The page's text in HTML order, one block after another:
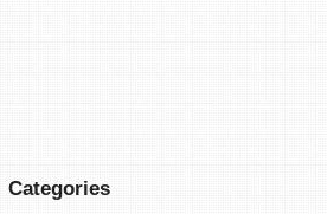
Categories